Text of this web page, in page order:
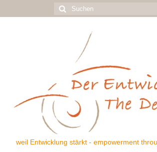
Suchen
nach:
weil Entwicklung stärkt - empowerment